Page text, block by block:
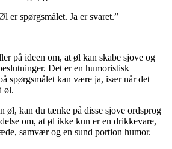
er spørgsmålet. Ja er svaret.”
på ideen om, at øl kan skabe sjove og
Det er en humoristisk
spørgsmålet kan være ja, især når det
øl.
øl, kan du tænke på disse sjove ordsprog
om, at øl ikke kun er en drikkevare,
samvær og en sund portion humor.